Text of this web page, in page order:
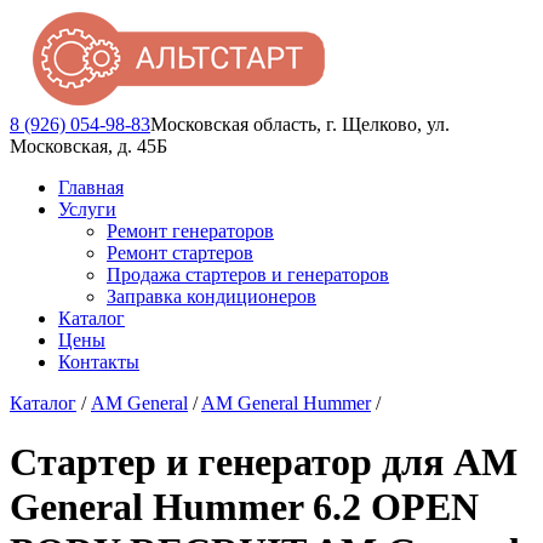
8 (926) 054-98-83Московская область, г. Щелково, ул.
Московская, д. 45Б
Главная
Услуги
Ремонт генераторов
Ремонт стартеров
Продажа стартеров и генераторов
Заправка кондиционеров
Каталог
Цены
Контакты
Каталог / AM General /AM General Hummer/
Стартер и генератор для AM
General Hummer 6.2 OPEN